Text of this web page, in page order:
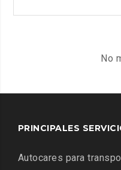
SIGLONo
PRINCIPALES
Autocares para